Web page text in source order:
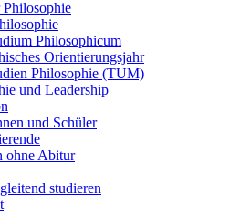
Philosophicum
Orientierungsjahr
Philosophie (TUM)
und Leadership
und Schüler
ohne Abitur
studieren